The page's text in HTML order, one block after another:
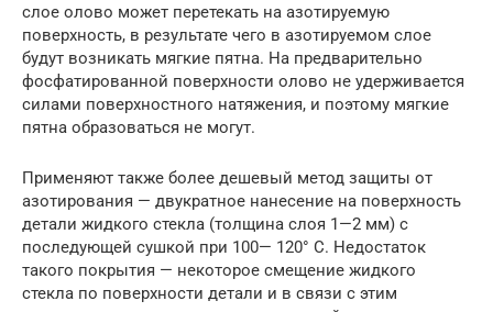
слое олово может перетекать на азотируемую
поверхность, в результате чего в азотируемом слое
будут возникать мягкие пятна. На предварительно
фосфатированной поверхности олово не удерживается
силами поверхностного натяжения, и поэтому мягкие
пятна образоваться не могут.
Применяют также более дешевый метод защиты от
азотирования — двукратное нанесение на поверхность
детали жидкого стекла (толщина слоя 1—2 мм) с
последующей сушкой при 100— 120° С. Недостаток
такого покрытия — некоторое смещение жидкого
стекла по поверхности детали и в связи с этим